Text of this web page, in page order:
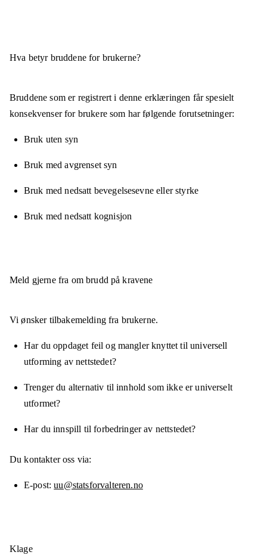
Hva betyr bruddene for brukerne?
Bruddene som er registrert i denne erklæringen får spesielt
konsekvenser for brukere som har følgende forutsetninger:
Bruk uten syn
Bruk med avgrenset syn
Bruk med nedsatt bevegelsesevne eller styrke
Bruk med nedsatt kognisjon
Meld gjerne fra om brudd på kravene
Vi ønsker tilbakemelding fra brukerne.
Har du oppdaget feil og mangler knyttet til universell
utforming av nettstedet?
Trenger du alternativ til innhold som ikke er universelt
utformet?
Har du innspill til forbedringer av nettstedet?
Du kontakter oss via:
E-post uu@statsforvalteren.no
Klage